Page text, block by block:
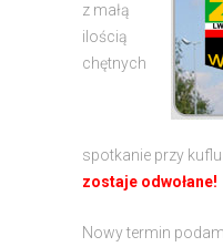
z małą
ilością
chętnych
spotkanie przy
zostaje odwołane!
Nowy termin